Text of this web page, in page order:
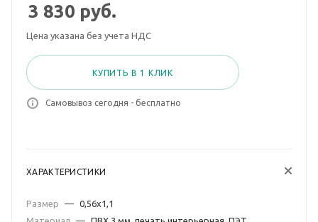
3 830 руб.
Цена указана без учета НДС
КУПИТЬ В 1 КЛИК
Самовывоз сегодня - бесплатно
ХАРАКТЕРИСТИКИ
Размер — 0,56х1,1